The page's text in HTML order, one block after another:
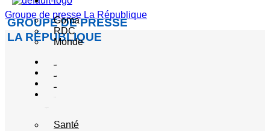
Groupe de presse La République
GROUPE DE PRESSE
LA RÉPUBLIQUE
Goma
RDC
Monde
Santé